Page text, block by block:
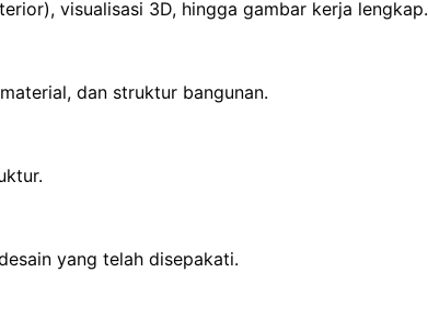
visualisasi 3D, hingga gambar kerja lengkap.
dan struktur bangunan.
yang telah disepakati.